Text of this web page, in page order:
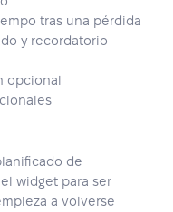
tras una pérdida
y recordatorio
opcional
de
widget para ser
a volverse